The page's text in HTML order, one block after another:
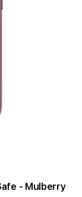
- Mulberry